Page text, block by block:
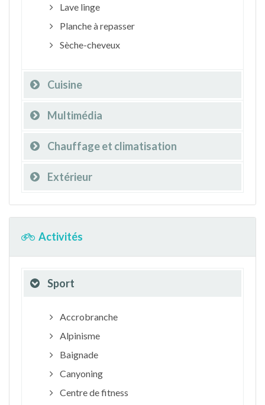
Lave linge
Planche à repasser
Sèche-cheveux
Cuisine
Multimédia
Chauffage et climatisation
Extérieur
Activités
Sport
Accrobranche
Alpinisme
Baignade
Canyoning
Centre de fitness